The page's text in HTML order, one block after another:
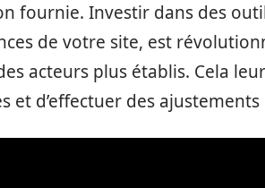
fournie. Investir dans des
de votre site, est
acteurs plus établis. Cela
et d’effectuer des